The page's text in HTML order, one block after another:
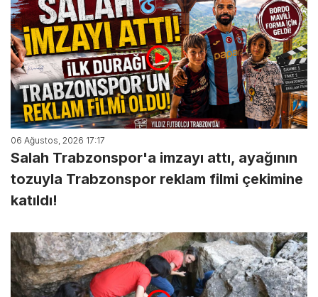
06 Ağustos, 2026 17:17
Salah Trabzonspor'a imzayı attı, ayağının
tozuyla Trabzonspor reklam filmi çekimine
katıldı!